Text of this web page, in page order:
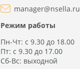
manager@nsella.ru
Режим работы
Пн-Чт: с 9.30 до 18.00
Пт: с 9.30 до 17.00
Сб-Вс: выходной